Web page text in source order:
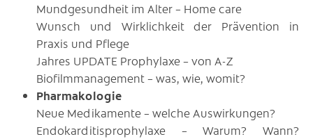
Mundgesundheit im Alter – Home care
Wunsch und Wirklichkeit der Prävention in
Praxis und Pflege
Jahres UPDATE Prophylaxe – von A-Z
Biofilmmanagement – was, wie, womit?
Pharmakologie
Neue Medikamente – welche Auswirkungen?
Endokarditisprophylaxe – Warum? Wann?